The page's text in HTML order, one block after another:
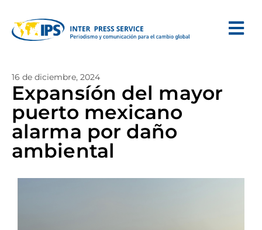
16 de diciembre, 2024
Expansíón del mayor
puerto mexicano
alarma por daño
ambiental